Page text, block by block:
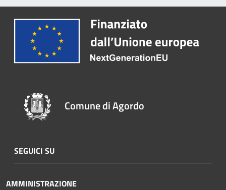
Comune di Agordo
SEGUICI SU
AMMINISTRAZIONE